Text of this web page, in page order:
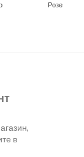
Розе
в